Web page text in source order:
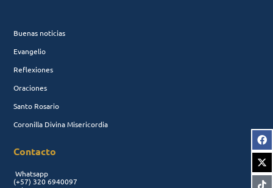
Buenas noticias
Evangelio
Reflexiones
Oraciones
Santo Rosario
Coronilla Divina Misericordia
Contacto
Whatsapp
(+57) 320 6940097